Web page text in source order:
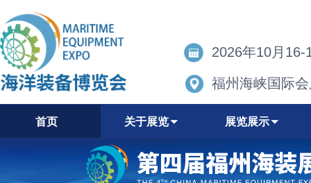
2026年10月16-
福州海峡国际
首页 关于展览 展览展示